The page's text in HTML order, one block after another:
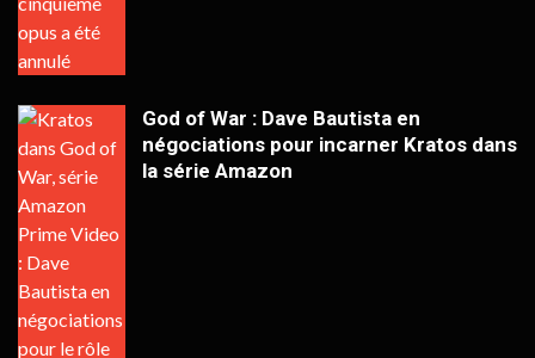
God of War : Dave Bautista en
négociations pour incarner Kratos dans
la série Amazon